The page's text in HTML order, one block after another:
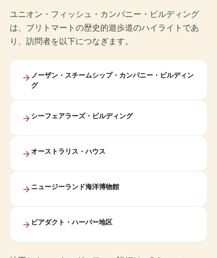
ユニオン・フィッシュ・カンパニー・ビルディング
は、ブリトマートの歴史的遊歩道のハイライトであ
り、訪問者を以下につなぎます。
ノーザン・スチームシップ・カンパニー・ビルディン
グ
シーフェアラーズ・ビルディング
オーストラリス・ハウス
ニュージーランド海洋博物館
ビアダクト・ハーバー地区